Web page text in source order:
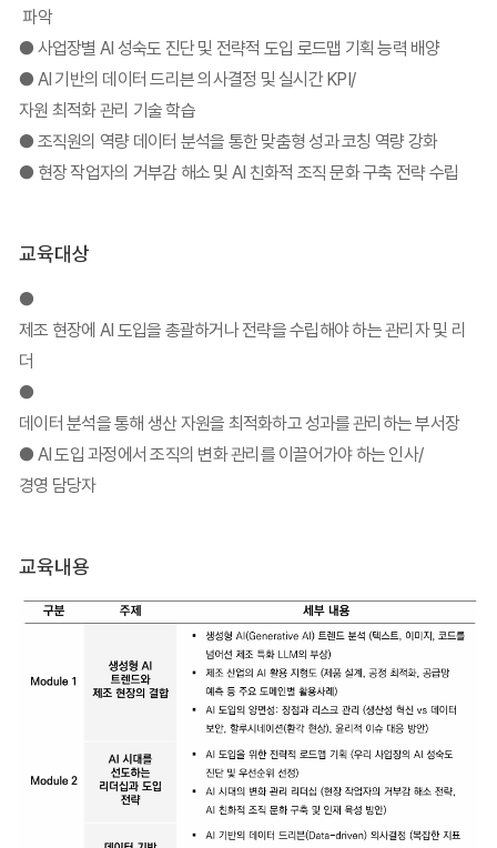
파악
● 사업장별 AI 성숙도 진단 및 전략적 도입 로드맵 기획 능력 배양
● AI 기반의 데이터 드리븐 의사결정 및 실시간 KPI/
자원 최적화 관리 기술 학습
● 조직원의 역량 데이터 분석을 통한 맞춤형 성과 코칭 역량 강화
● 현장 작업자의 거부감 해소 및 AI 친화적 조직 문화 구축 전략 수립
교육대상
●
제조 현장에 AI 도입을 총괄하거나 전략을 수립해야 하는 관리자 및 리
더
●
데이터 분석을 통해 생산 자원을 최적화하고 성과를 관리하는 부서장
● AI 도입 과정에서 조직의 변화 관리를 이끌어가야 하는 인사/
경영 담당자
교육내용